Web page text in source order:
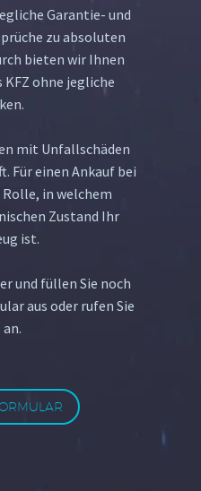
Garantie- und
zu absoluten
bieten wir Ihnen
KFZ ohne jegliche
mit Unfallschäden
Für einen Ankauf bei
in welchem
Zustand Ihr
ist.
und füllen Sie noch
aus oder rufen Sie
an.